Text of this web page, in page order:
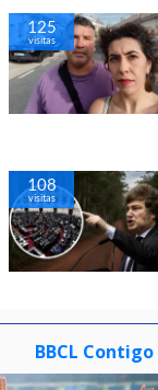
125
visitas
108
visitas
BBCL Contigo